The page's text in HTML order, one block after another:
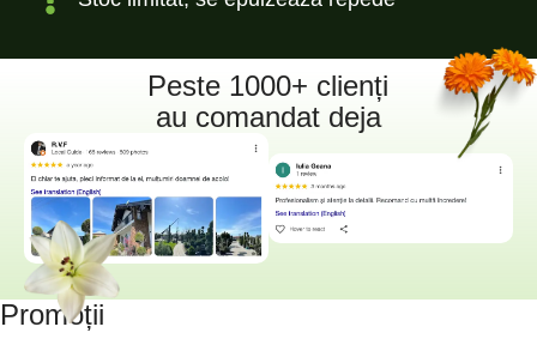
Peste 1000+ clienți
au comandat deja
Promoții